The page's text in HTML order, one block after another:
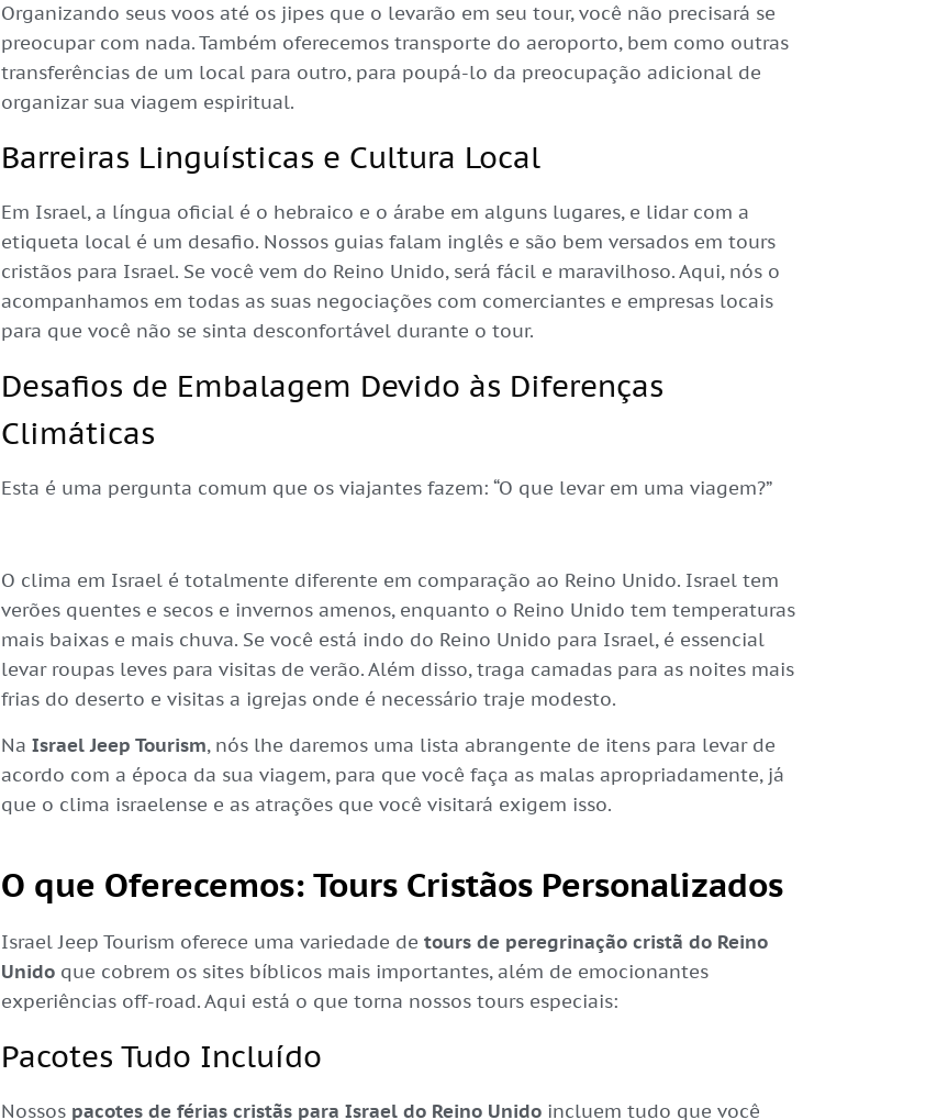
Organizando seus voos até os jipes que o levarão em seu tour, você não precisará se
preocupar com nada. Também oferecemos transporte do aeroporto, bem como outras
transferências de um local para outro, para poupá-lo da preocupação adicional de
organizar sua viagem espiritual.
Barreiras Linguísticas e Cultura Local
Em Israel, a língua oficial é o hebraico e o árabe em alguns lugares, e lidar com a
etiqueta local é um desafio. Nossos guias falam inglês e são bem versados em tours
cristãos para Israel. Se você vem do Reino Unido, será fácil e maravilhoso. Aqui, nós o
acompanhamos em todas as suas negociações com comerciantes e empresas locais
para que você não se sinta desconfortável durante o tour.
Desafios de Embalagem Devido às Diferenças
Climáticas
Esta é uma pergunta comum que os viajantes fazem: “O que levar em uma viagem?”
O clima em Israel é totalmente diferente em comparação ao Reino Unido. Israel tem
verões quentes e secos e invernos amenos, enquanto o Reino Unido tem temperaturas
mais baixas e mais chuva. Se você está indo do Reino Unido para Israel, é essencial
levar roupas leves para visitas de verão. Além disso, traga camadas para as noites mais
frias do deserto e visitas a igrejas onde é necessário traje modesto.
Na Israel Jeep Tourism, nós lhe daremos uma lista abrangente de itens para levar de
acordo com a época da sua viagem, para que você faça as malas apropriadamente, já
que o clima israelense e as atrações que você visitará exigem isso.
O que Oferecemos: Tours Cristãos Personalizados
Israel Jeep Tourism oferece uma variedade de tours de peregrinação cristã do Reino
Unidoque cobrem os sites bíblicos mais importantes, além de emocionantes
experiências off-road. Aqui está o que torna nossos tours especiais:
Pacotes Tudo Incluído
Nossos pacotes de férias cristãs para Israel do Reino Unidoincluem tudo que você